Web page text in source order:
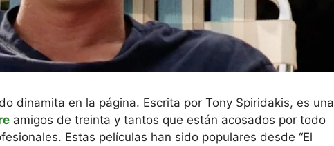
dinamita en la página. Escrita por Tony Spiridakis, es una
amigos de treinta y tantos que están acosados ​​por todo
Estas películas han sido populares desde “El